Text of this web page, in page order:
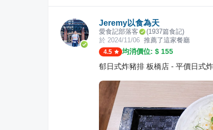
Jeremy以食為天
愛食記部落客 (1937篇食記)
於 2024/11/06 推薦了這家餐廳
4.5 均消價位: $ 155
郁日式炸豬排 板橋店 - 平價日式